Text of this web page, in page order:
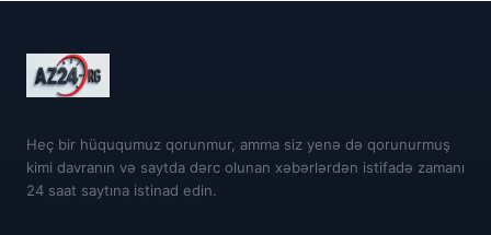
Heç bir hüququmuz qorunmur, amma siz yenə də qorunurmuş
kimi davranın və saytda dərc olunan xəbərlərdən istifadə zamanı
24 saat saytına istinad edin.